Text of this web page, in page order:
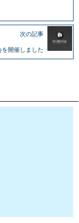
次の記事
を開催しました